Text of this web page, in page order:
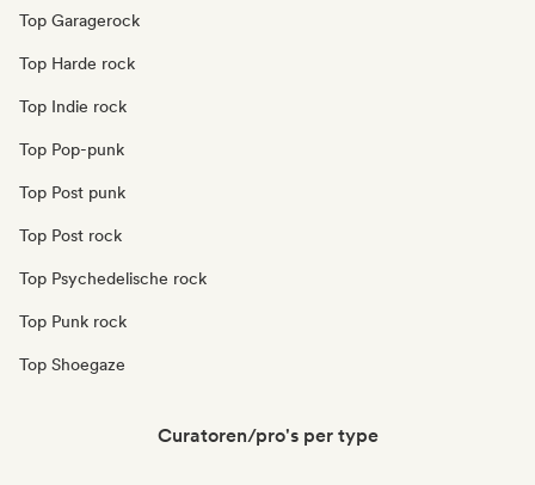
Top Garagerock
Top Harde rock
Top Indie rock
Top Pop-punk
Top Post punk
Top Post rock
Top Psychedelische rock
Top Punk rock
Top Shoegaze
Curatoren/pro's per type